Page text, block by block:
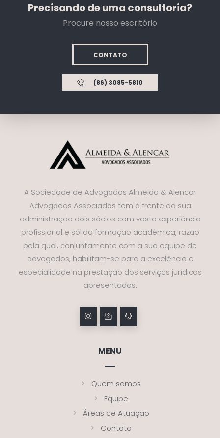
Precisando de uma consultoria?
Procure nosso escritório
CONTATO
(86) 3085-5810
A Sociedade de Advogados Almeida & Alencar
Advogados Associados tem à frente da sua
administração dois sócios com vasta experiência
profissional e sólida formação acadêmica, razão
pela qual, conjuntamente com a sua equipe de
advogados, habilitam-se para a excelência e
especialidade na prestação dos serviços jurídicos
apresentados.
MENU
Quem somos
Equipe
Áreas de Atuação
Contato